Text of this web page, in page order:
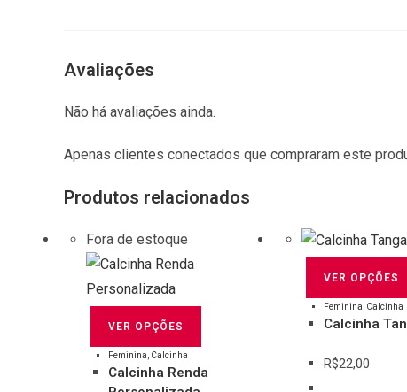
Avaliações
Não há avaliações ainda.
Apenas clientes conectados que compraram este
Produtos relacionados
Fora de estoque
VER OPÇÕES
Feminina, Calcinha
Calcinha Renda
VER OPÇÕES
Feminina Calcinha
Calcinha
R$22,00